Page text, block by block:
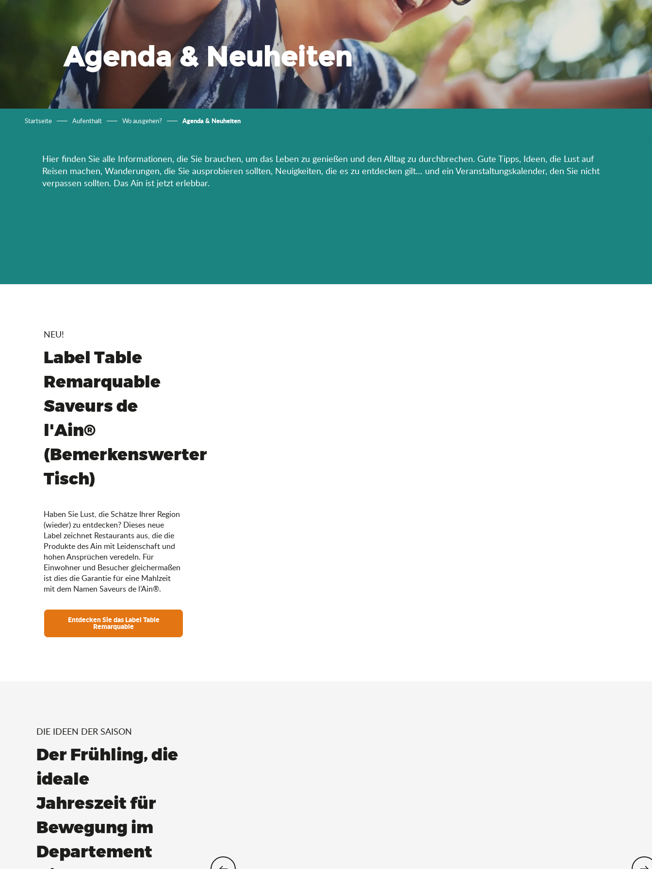
Agenda & Neuheiten
Startseite Aufenthalt Wo ausgehen? Agenda & Neuheiten
Hier finden Sie alle Informationen, die Sie brauchen, um das Leben zu genießen und den Alltag zu durchbrechen. Gute Tipps, Ideen, die Lust auf
Reisen machen, Wanderungen, die Sie ausprobieren sollten, Neuigkeiten, die es zu entdecken gilt… und ein Veranstaltungskalender, den Sie nicht
verpassen sollten. Das Ain ist jetzt erlebbar.
NEU!
Label Table
Remarquable
Saveurs de
l'Ain®
(Bemerkenswerter
Tisch)
Haben Sie Lust, die Schätze Ihrer Region
(wieder) zu entdecken? Dieses neue
Label zeichnet Restaurants aus, die die
Produkte des Ain mit Leidenschaft und
hohen Ansprüchen veredeln. Für
Einwohner und Besucher gleichermaßen
ist dies die Garantie für eine Mahlzeit
mit dem Namen Saveurs de l’Ain®.
Entdecken Sie das Label Table
Remarquable
DIE IDEEN DER SAISON
Der Frühling, die
ideale
Jahreszeit für
Bewegung im
Departement